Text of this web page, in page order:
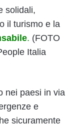
solidali,
il turismo e la
. (FOTO
Italia
nei paesi in via
e
sicuramente